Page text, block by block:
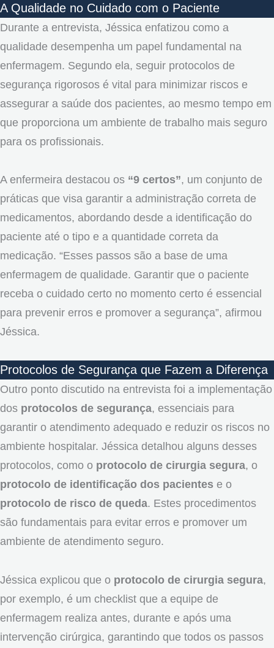
A Qualidade no Cuidado com o Paciente
Durante a entrevista, Jéssica enfatizou como a
qualidade desempenha um papel fundamental na
enfermagem. Segundo ela, seguir protocolos de
segurança rigorosos é vital para minimizar riscos e
assegurar a saúde dos pacientes, ao mesmo tempo em
que proporciona um ambiente de trabalho mais seguro
para os profissionais.
A enfermeira destacou os “9 certos”, um conjunto de
práticas que visa garantir a administração correta de
medicamentos, abordando desde a identificação do
paciente até o tipo e a quantidade correta da
medicação. “Esses passos são a base de uma
enfermagem de qualidade. Garantir que o paciente
receba o cuidado certo no momento certo é essencial
para prevenir erros e promover a segurança”, afirmou
Jéssica.
Protocolos de Segurança que Fazem a Diferença
Outro ponto discutido na entrevista foi a implementação
dos protocolos de segurança, essenciais para
garantir o atendimento adequado e reduzir os riscos no
ambiente hospitalar. Jéssica detalhou alguns desses
protocolos, como o protocolo de cirurgia segura, o
protocolo de identificação dos pacientes e o
protocolo de risco de queda. Estes procedimentos
são fundamentais para evitar erros e promover um
ambiente de atendimento seguro.
Jéssica explicou que o protocolo de cirurgia segura,
por exemplo, é um checklist que a equipe de
enfermagem realiza antes, durante e após uma
intervenção cirúrgica, garantindo que todos os passos